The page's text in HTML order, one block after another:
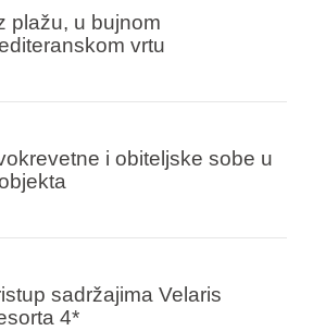
plažu, u bujnom
vrtu
i obiteljske sobe u
sadržajima Velaris
4*